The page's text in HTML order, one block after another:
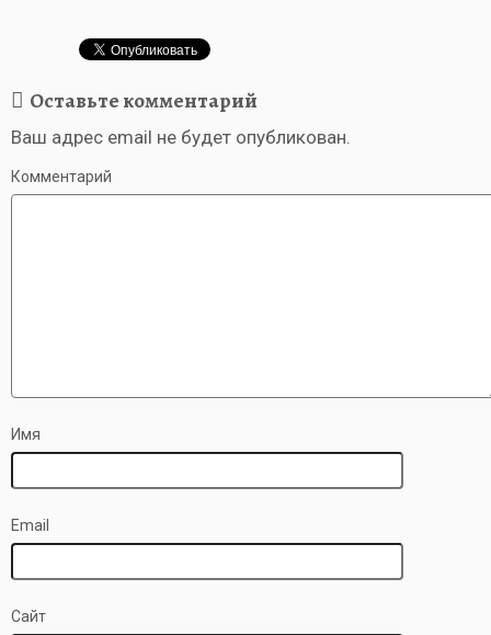
Оставьте комментарий
Ваш адрес email не будет опубликован.
Комментарий
Имя
Email
Сайт